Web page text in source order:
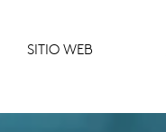
SITIO WEB